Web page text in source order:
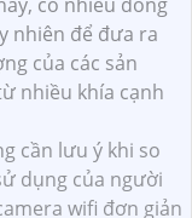
nhiên để đưa ra
của các sản
nhiều khía cạnh
cần lưu ý khi so
dụng của người
wifi đơn giản